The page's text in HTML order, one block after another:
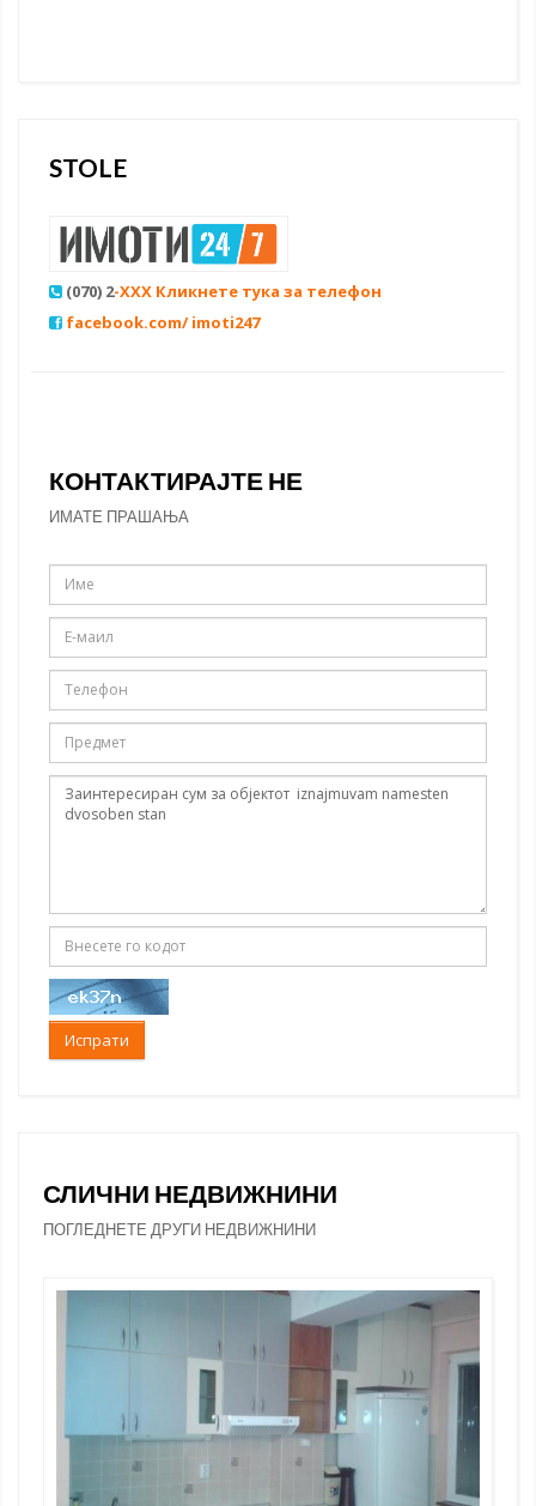
STOLE
(070) 2-XXX Кликнете тука за телефон
facebook.com/ imoti247
КОНТАКТИРАЈТЕ НЕ
ИМАТЕ ПРАШАЊА
Испрати
СЛИЧНИ НЕДВИЖНИНИ
ПОГЛЕДНЕТЕ ДРУГИ НЕДВИЖНИНИ